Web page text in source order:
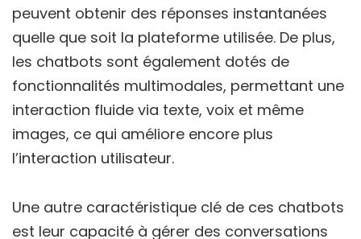
peuvent obtenir des réponses instantanées
quelle que soit la plateforme utilisée. De plus,
les chatbots sont également dotés de
fonctionnalités multimodales, permettant une
interaction fluide via texte, voix et même
images, ce qui améliore encore plus
l’interaction utilisateur.
Une autre caractéristique clé de ces chatbots
est leur capacité à gérer des conversations